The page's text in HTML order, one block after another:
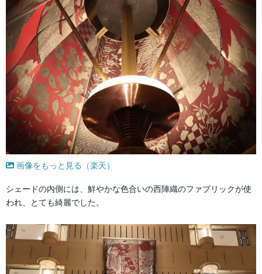
画像をもっと見る（楽天）
シェードの内側には、鮮やかな色合いの西陣織のファブリックが使
われ、とても綺麗でした。